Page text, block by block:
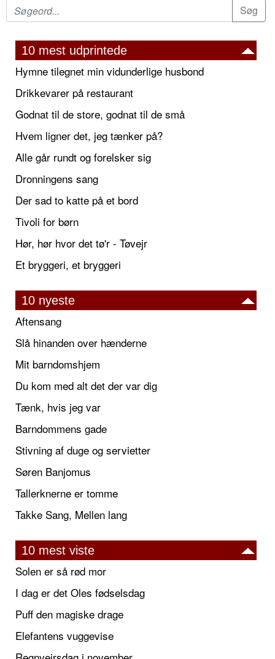
10 mest udprintede
Hymne tilegnet min vidunderlige husbond
Drikkevarer på restaurant
Godnat til de store, godnat til de små
Hvem ligner det, jeg tænker på?
Alle går rundt og forelsker sig
Dronningens sang
Der sad to katte på et bord
Tivoli for børn
Hør, hør hvor det tø'r - Tøvejr
Et bryggeri, et bryggeri
10 nyeste
Aftensang
Slå hinanden over hænderne
Mit barndomshjem
Du kom med alt det der var dig
Tænk, hvis jeg var
Barndommens gade
Stivning af duge og servietter
Søren Banjomus
Tallerknerne er tomme
Takke Sang, Mellen lang
10 mest viste
Solen er så rød mor
I dag er det Oles fødselsdag
Puff den magiske drage
Elefantens vuggevise